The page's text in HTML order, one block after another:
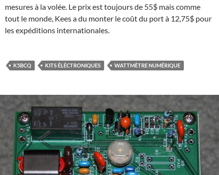
mesures à la volée. Le prix est toujours de 55$ mais comme
tout le monde, Kees a du monter le coût du port à 12,75$ pour
les expéditions internationales.
K5BCQ KITS ÉLÉCTRONIQUES WATTMÈTRE NUMÉRIQUE